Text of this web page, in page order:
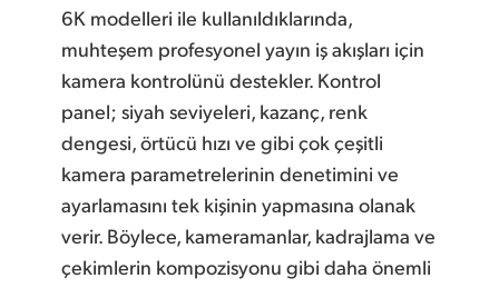
Mexico
Malaysia
Netherlands
New Zealand
Norway
6K modelleri ile kullanıldıklarında,
muhteşem profesyonel yayın iş akışları için
kamera kontrolünü destekler. Kontrol
panel; siyah seviyeleri, kazanç, renk
dengesi, örtücü hızı ve gibi çok çeşitli
kamera parametrelerinin denetimini ve
ayarlamasını tek kişinin yapmasına olanak
verir. Böylece, kameramanlar, kadrajlama ve
çekimlerin kompozisyonu gibi daha önemli